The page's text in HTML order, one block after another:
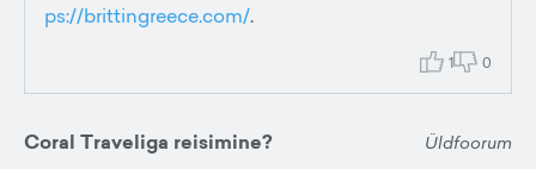
ps://brittingreece.com/.
1 0
Coral Traveliga reisimine? Üldfoorum